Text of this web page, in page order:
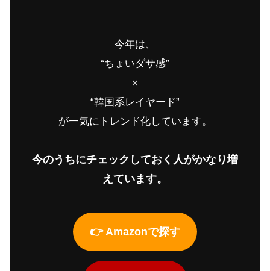
今年は、
“ちょいダサ感”
×
“韓国系レイヤード”
が一気にトレンド化しています。
今のうちにチェックしておく人がかなり増
えています。
👉 Amazonで探す